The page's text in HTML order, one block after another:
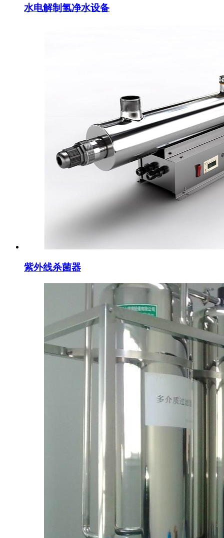
水电解制氢净水设备
紫外线杀菌器